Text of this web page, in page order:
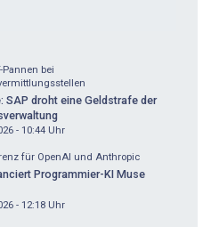
Pannen bei
SAP droht eine Geldstrafe der
- 10:44 Uhr
für OpenAI und Anthropic
Programmier-KI Muse
- 12:18 Uhr